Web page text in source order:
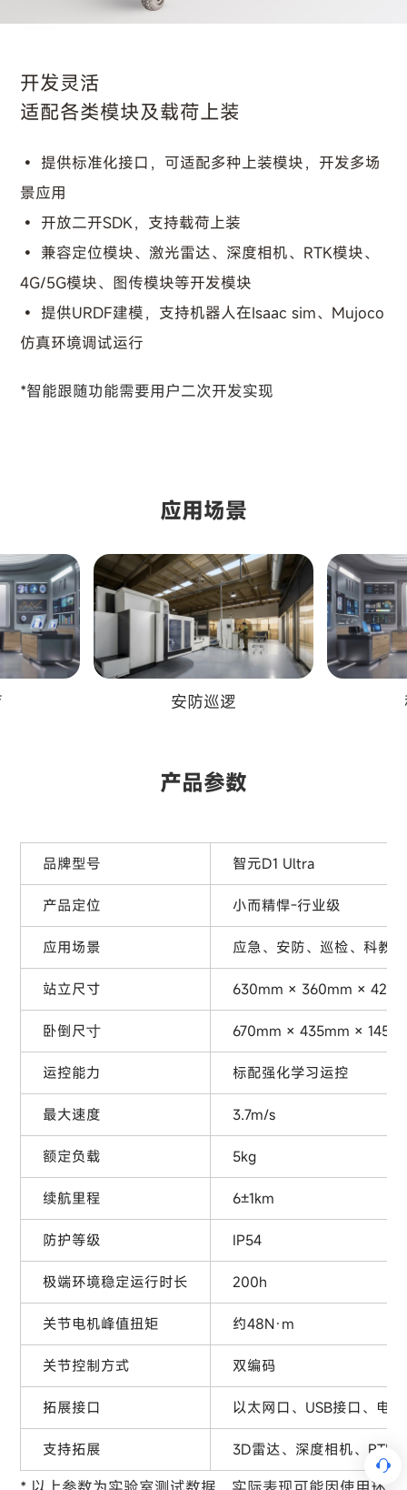
开发灵活
适配各类模块及载荷上装
提供标准化接口，可适配多种上装模块，开发多场
景应用
开放二开SDK，支持载荷上装
兼容定位模块、激光雷达、深度相机、RTK模块、
4G/5G模块、图传模块等开发模块
提供URDF建模，支持机器人在Isaac sim、Mujoco
仿真环境调试运行
*智能跟随功能需要用户二次开发实现
应用场景
安防巡逻
产品参数
品牌型号 智元D1 Ultra
产品定位 小而精悍-行业级
应用场景 应急、安防、巡检、科教
站立尺寸 630mm × 360mm ×
卧倒尺⼨ 670mm × 435mm ×
运控能力 标配强化学习运控
最大速度 3.7m/s
额定负载 5kg
续航里程 6±1km
防护等级 IP54
极端环境稳定运行时长 200h
关节电机峰值扭矩 约48N·m
关节控制方式 双编码
拓展接口 以太网口、USB接口、电
支持拓展 3D雷达、深度相机、RTK